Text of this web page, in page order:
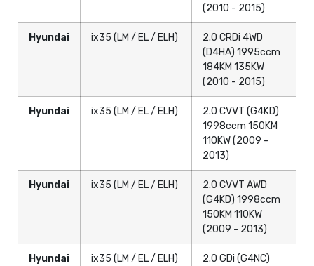
(2010 - 2015)
Hyundai ix35 (LM / EL / ELH)
2.0 CRDi 4WD
(D4HA) 1995ccm
184KM 135KW
(2010 - 2015)
Hyundai ix35 (LM / EL / ELH)
2.0 CVVT (G4KD)
1998ccm 150KM
110KW (2009 -
2013)
Hyundai ix35 (LM / EL / ELH)
2.0 CVVT AWD
(G4KD) 1998ccm
150KM 110KW
(2009 - 2013)
Hyundai ix35 (LM / EL / ELH)
2.0 GDi (G4NC)